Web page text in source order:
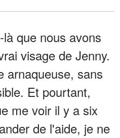
que nous avons
visage de Jenny.
arnaqueuse, sans
Et pourtant,
me voir il y a six
de l'aide, je ne